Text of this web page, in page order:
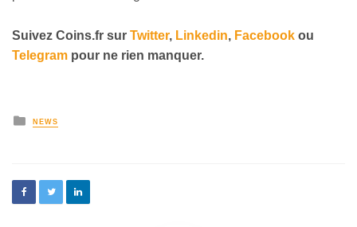
Suivez Coins.fr sur Twitter, Linkedin, Facebook ou
Telegram pour ne rien manquer.
NEWS